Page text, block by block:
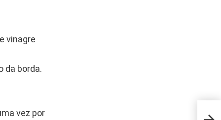
vinagre
da borda.
vez por